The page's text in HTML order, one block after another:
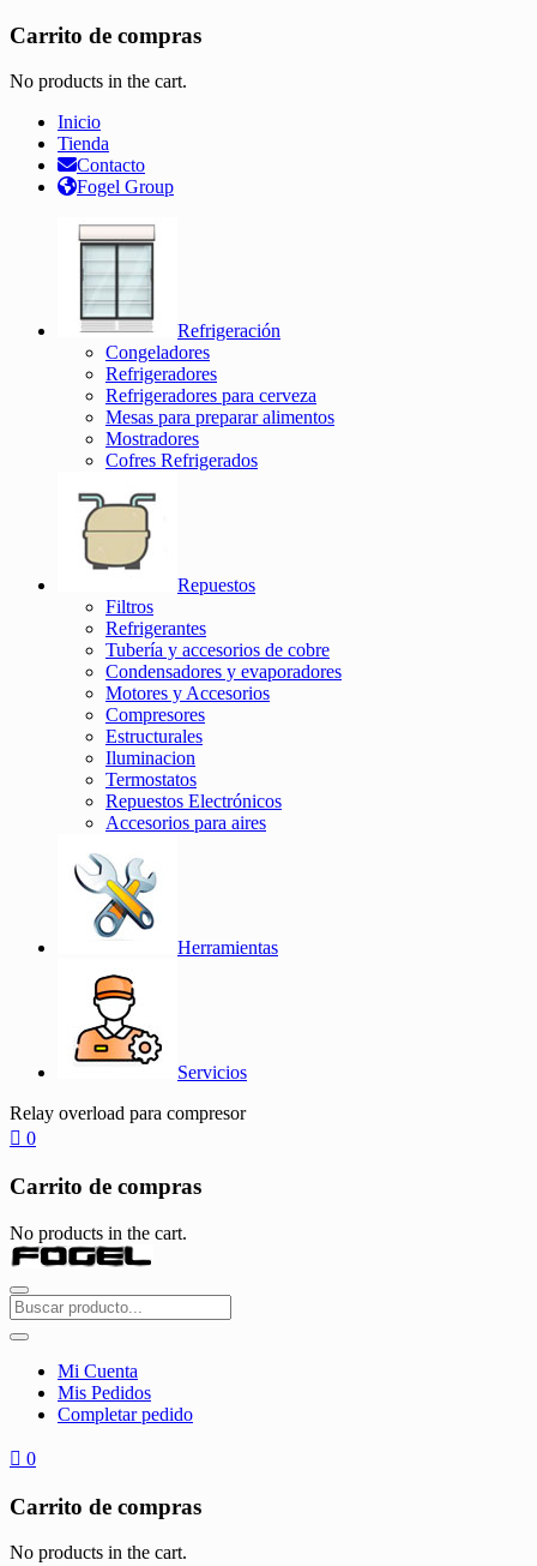
Carrito de compras
No products in the cart.
Inicio
Tienda
Contacto
Fogel Group
Refrigeración
Congeladores
Refrigeradores
Refrigeradores para cerveza
Mesas para preparar alimentos
Mostradores
Cofres Refrigerados
Repuestos
Filtros
Refrigerantes
Tubería y accesorios de cobre
Condensadores y evaporadores
Motores y Accesorios
Compresores
Estructurales
Iluminacion
Termostatos
Repuestos Electrónicos
Accesorios para aires
Herramientas
Servicios
Relay overload para compresor
0
Carrito de compras
No products in the cart.
Mi Cuenta
Mis Pedidos
Completar pedido
0
Carrito de compras
No products in the cart.